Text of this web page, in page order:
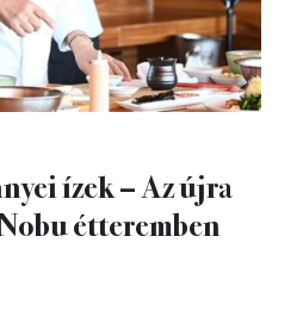
ízek – Az újra
étteremben